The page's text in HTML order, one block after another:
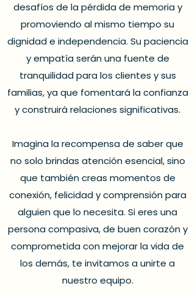
desafíos de la pérdida de memoria y
promoviendo al mismo tiempo su
dignidad e independencia. Su paciencia
y empatía serán una fuente de
tranquilidad para los clientes y sus
familias, ya que fomentará la confianza
y construirá relaciones significativas.
Imagina la recompensa de saber que
no solo brindas atención esencial, sino
que también creas momentos de
conexión, felicidad y comprensión para
alguien que lo necesita. Si eres una
persona compasiva, de buen corazón y
comprometida con mejorar la vida de
los demás, te invitamos a unirte a
nuestro equipo.